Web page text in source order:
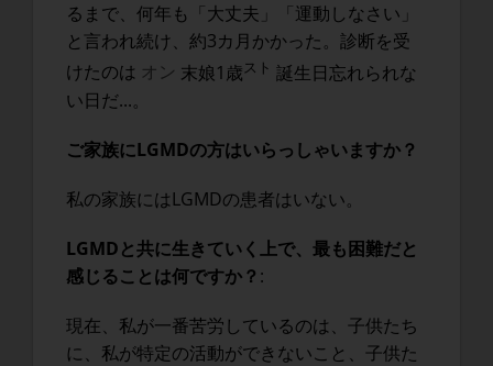
るまで、何年も「大丈夫」「運動しなさい」
と言われ続け、約3カ月かかった。診断を受
けたのは オン 末娘1歳スト 誕生日忘れられな
い日だ...。
ご家族にLGMDの方はいらっしゃいますか？
私の家族にはLGMDの患者はいない。
LGMDと共に生きていく上で、最も困難だと
感じることは何ですか？ :
現在、私が一番苦労しているのは、子供たち
に、私が特定の活動ができないこと、子供た